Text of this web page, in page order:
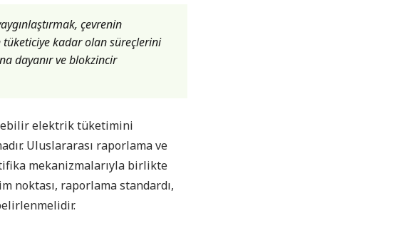
çevrenin
kadar olan süreçlerini
dayanır ve blokzincir
elektrik tüketimini
Uluslararası raporlama ve
mekanizmalarıyla birlikte
noktası, raporlama standardı,